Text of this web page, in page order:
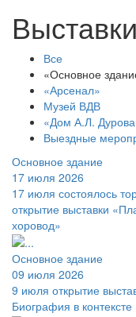
Все
«Основное
«Арсенал»
Музей ВДВ
«Дом А.Л.
Выездные
Основное здание
17 июля 2026
17 июля состоялось
открытие выставки
хоровод»
Основное здание
09 июля 2026
9 июля открытие
Биография в